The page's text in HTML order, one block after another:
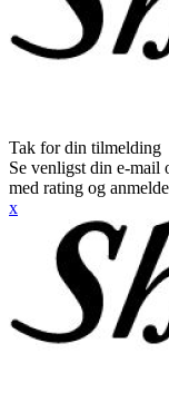
Tak for din tilmelding
Se venligst din e-mail
med rating og
x